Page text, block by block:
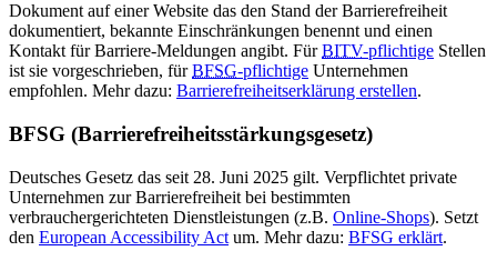
Dokument auf einer Website das den Stand der Barrierefreiheit
dokumentiert, bekannte Einschränkungen benennt und einen
Kontakt für Barriere-Meldungen angibt. FürBITV-pflichtige Stellen
ist sie vorgeschrieben, fürBFSG-pflichtige Unternehmen
empfohlen. Mehr dazu: Barrierefreiheitserklärung erstellen.
BFSG (Barrierefreiheitsstärkungsgesetz)
Deutsches Gesetz das seit 28. Juni 2025 gilt. Verpflichtet private
Unternehmen zur Barrierefreiheit bei bestimmten
verbrauchergerichteten Dienstleistungen (z.B. Online-Shops). Setzt
den European Accessibility Act um. Mehr dazu: BFSG erklärt.